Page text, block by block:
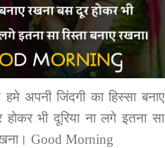
अपनी जिंदगी का हिस्सा बनाए
भी दूरिया ना लगे इतना सा
Good Morning